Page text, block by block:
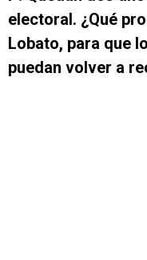
electoral. ¿Qué
Lobato, para que
puedan volver a